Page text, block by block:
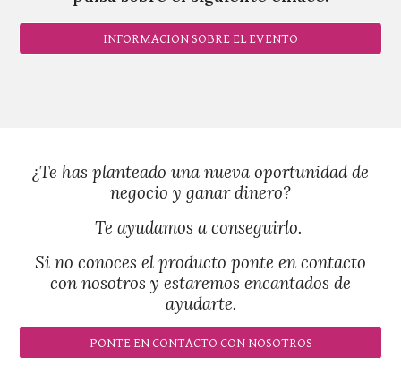
INFORMACION SOBRE EL EVENTO
¿Te has planteado una nueva oportunidad de
negocio y ganar dinero?
Te ayudamos a conseguirlo.
Si no conoces el producto ponte en contacto
con nosotros y estaremos encantados de
ayudarte.
PONTE EN CONTACTO CON NOSOTROS